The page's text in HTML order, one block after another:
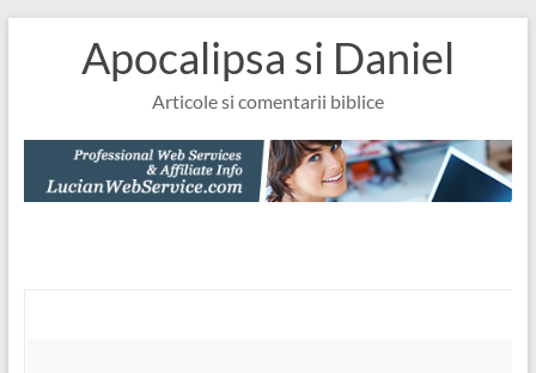
Apocalipsa si Daniel
Articole si comentarii biblice